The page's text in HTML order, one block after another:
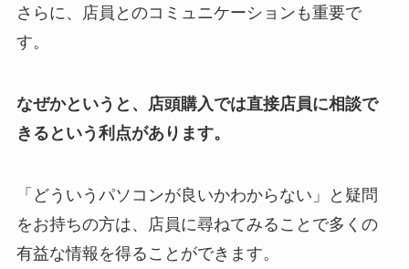
さらに、店員とのコミュニケーションも重要で
す。
なぜかというと、店頭購入では直接店員に相談で
きるという利点があります。
「どういうパソコンが良いかわからない」と疑問
をお持ちの方は、店員に尋ねてみることで多くの
有益な情報を得ることができます。